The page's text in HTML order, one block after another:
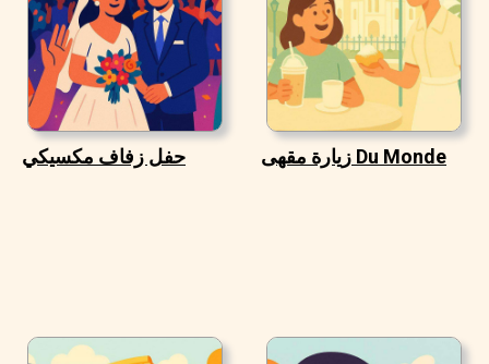
حفل زفاف مكسيكي زيارة مقهى Du Monde